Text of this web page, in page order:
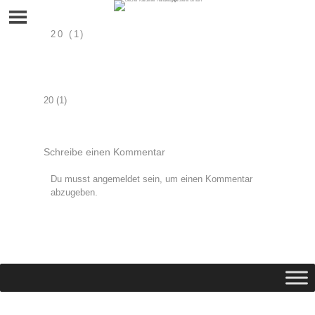
20 (1)
Beitragsnavigation
20 (1)
Schreibe einen Kommentar
Du musst angemeldet sein, um einen Kommentar
abzugeben.